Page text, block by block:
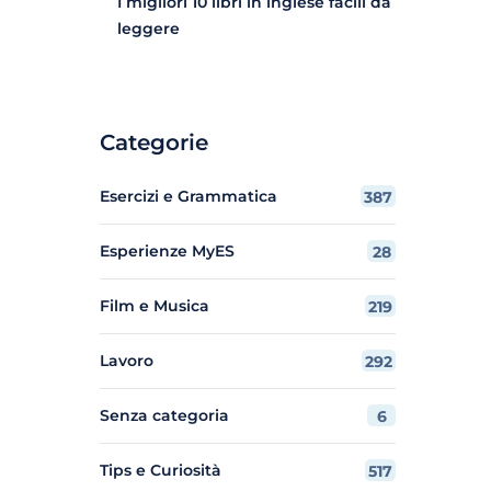
leggere
Categorie
Esercizi e Grammatica 387
Esperienze MyES 28
Film e Musica 219
Lavoro 292
Senza categoria 6
Tips e Curiosità 517